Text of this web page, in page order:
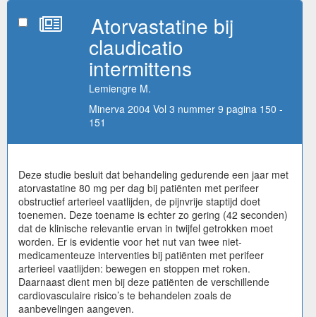
Atorvastatine bij
claudicatio
intermittens
Lemiengre M.
Minerva 2004 Vol 3 nummer 9 pagina 150 -
151
Deze studie besluit dat behandeling gedurende een jaar met
atorvastatine 80 mg per dag bij patiënten met perifeer
obstructief arterieel vaatlijden, de pijnvrije staptijd doet
toenemen. Deze toename is echter zo gering (42 seconden)
dat de klinische relevantie ervan in twijfel getrokken moet
worden. Er is evidentie voor het nut van twee niet-
medicamenteuze interventies bij patiënten met perifeer
arterieel vaatlijden: bewegen en stoppen met roken.
Daarnaast dient men bij deze patiënten de verschillende
cardiovasculaire risico’s te behandelen zoals de
aanbevelingen aangeven.